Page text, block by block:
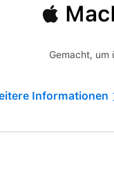
Gemacht, um
Informationen